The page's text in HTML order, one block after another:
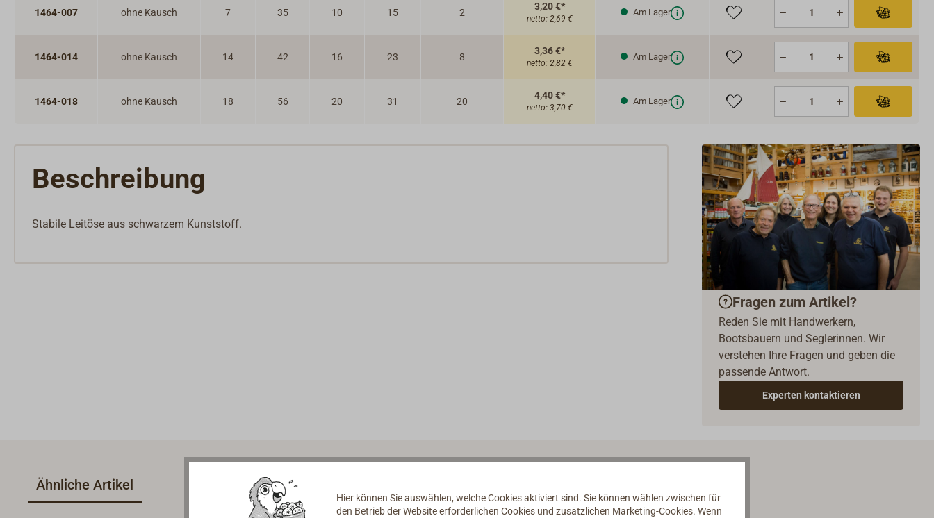
1464-007 ohne Kausch 7 35 10 15 2
3,20 €*
netto: 2,69 €
Am Lager
1464-014 ohne Kausch 14 42 16 23 8
3,36 €*
netto: 2,82 €
Am Lager
1464-018 ohne Kausch 18 56 20 31 20
4,40 €*
netto: 3,70 €
Am Lager
Beschreibung
Stabile Leitöse aus schwarzem Kunststoff.
Fragen zum Artikel?
Reden Sie mit Handwerkern,
Bootsbauern und Seglerinnen. Wir
verstehen Ihre Fragen und geben die
passende Antwort.
Experten kontaktieren
Ähnliche Artikel
Hier können Sie auswählen, welche Cookies aktiviert sind. Sie können wählen zwischen für
den Betrieb der Website erforderlichen Cookies und zusätzlichen Marketing-Cookies. Wenn